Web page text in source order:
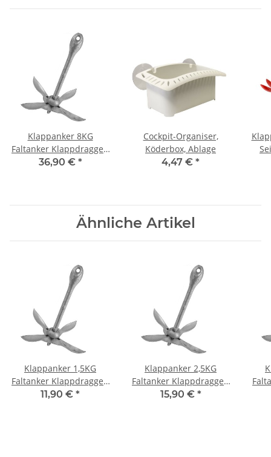
Klappanker 8KG
Faltanker Klappdraggen
Anker Bootsanker 8 kg
36,90 € *
Cockpit-Organiser,
Köderbox, Ablage
4,47 € *
Ähnliche Artikel
Klappanker 1,5KG
Faltanker Klappdraggen
Anker Bootsanker 1,5 kg
11,90 € *
Klappanker 2,5KG
Faltanker Klappdraggen
Anker Bootsanker 2,5 kg
15,90 € *